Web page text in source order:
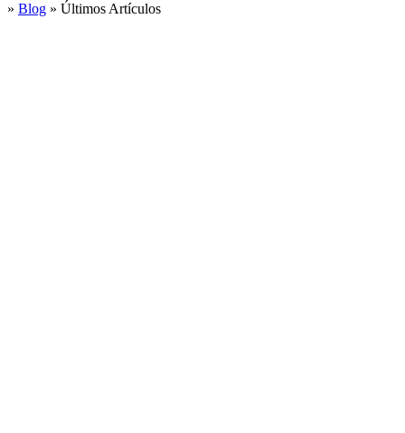
» Blog » Últimos Artículos